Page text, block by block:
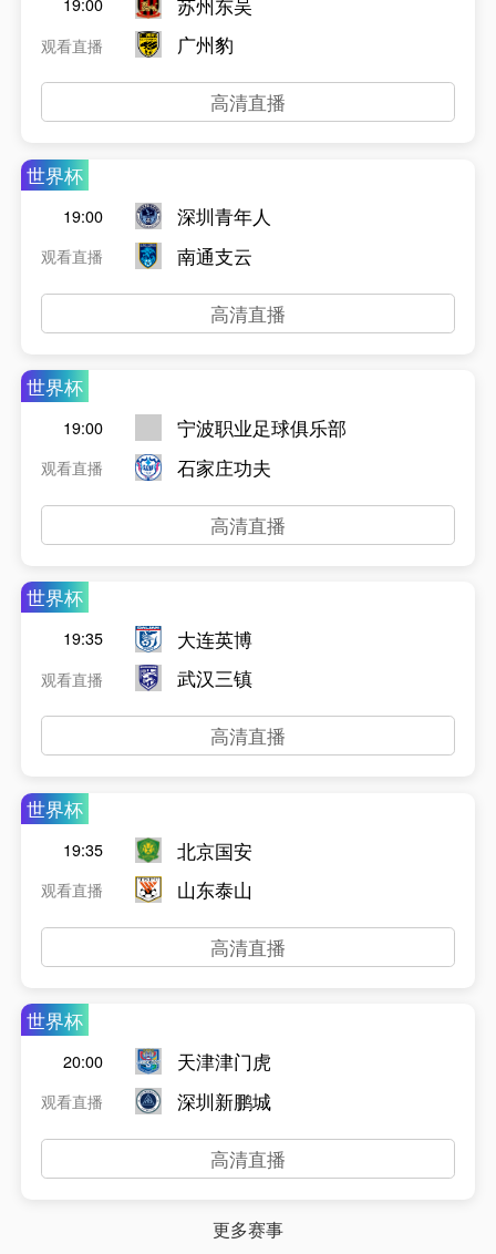
19:00
观看直播
广州豹
高清直播
世界杯
19:00
观看直播
深圳青年人
南通支云
高清直播
世界杯
19:00
观看直播
宁波职业足球俱乐部
石家庄功夫
高清直播
世界杯
19:35
观看直播
大连英博
武汉三镇
高清直播
世界杯
19:35
观看直播
北京国安
山东泰山
高清直播
世界杯
20:00
观看直播
天津津门虎
深圳新鹏城
高清直播
更多赛事